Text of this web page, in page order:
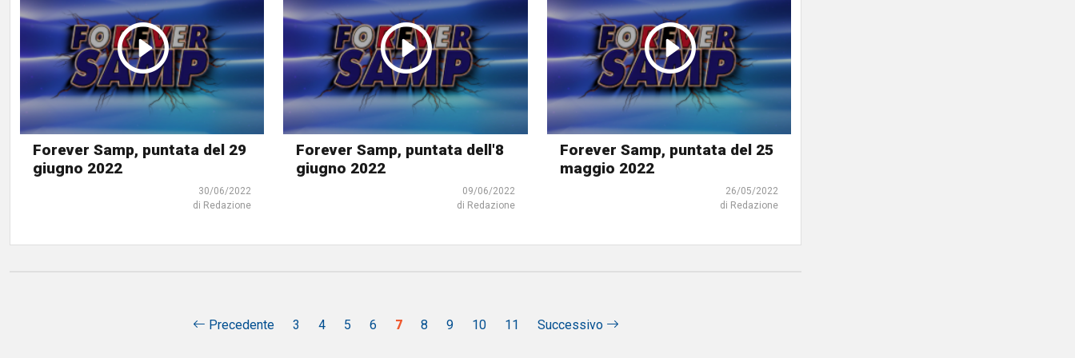
Forever Samp, puntata del 29
giugno 2022
30/06/2022
di Redazione
Forever Samp, puntata dell'8
giugno 2022
09/06/2022
di Redazione
Forever Samp, puntata del 25
maggio 2022
26/05/2022
di Redazione
Precedente 3 4 5 6 7 8 9 10 11 Successivo